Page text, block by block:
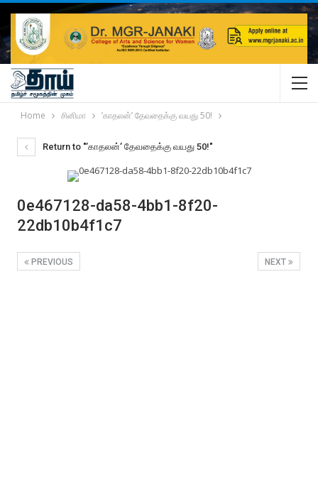
Home சினிமா ’காதலன்’ தேவதைக்கு வயது 50!
Return to "’காதலன்’ தேவதைக்கு வயது 50!"
0e467128-da58-4bb1-8f20-
22db10b4f1c7
NEXT
PREVIOUS